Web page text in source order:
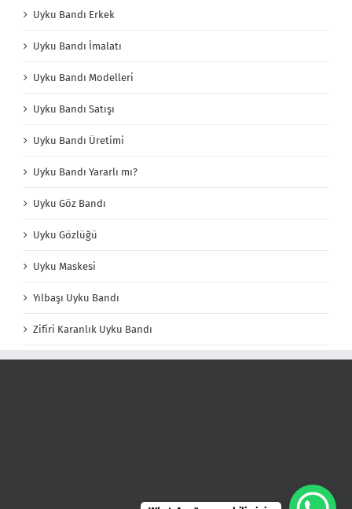
Uyku Bandı Erkek
Uyku Bandı İmalatı
Uyku Bandı Modelleri
Uyku Bandı Satışı
Uyku Bandı Üretimi
Uyku Bandı Yararlı mı?
Uyku Göz Bandı
Uyku Gözlüğü
Uyku Maskesi
Yılbaşı Uyku Bandı
Zifiri Karanlık Uyku Bandı